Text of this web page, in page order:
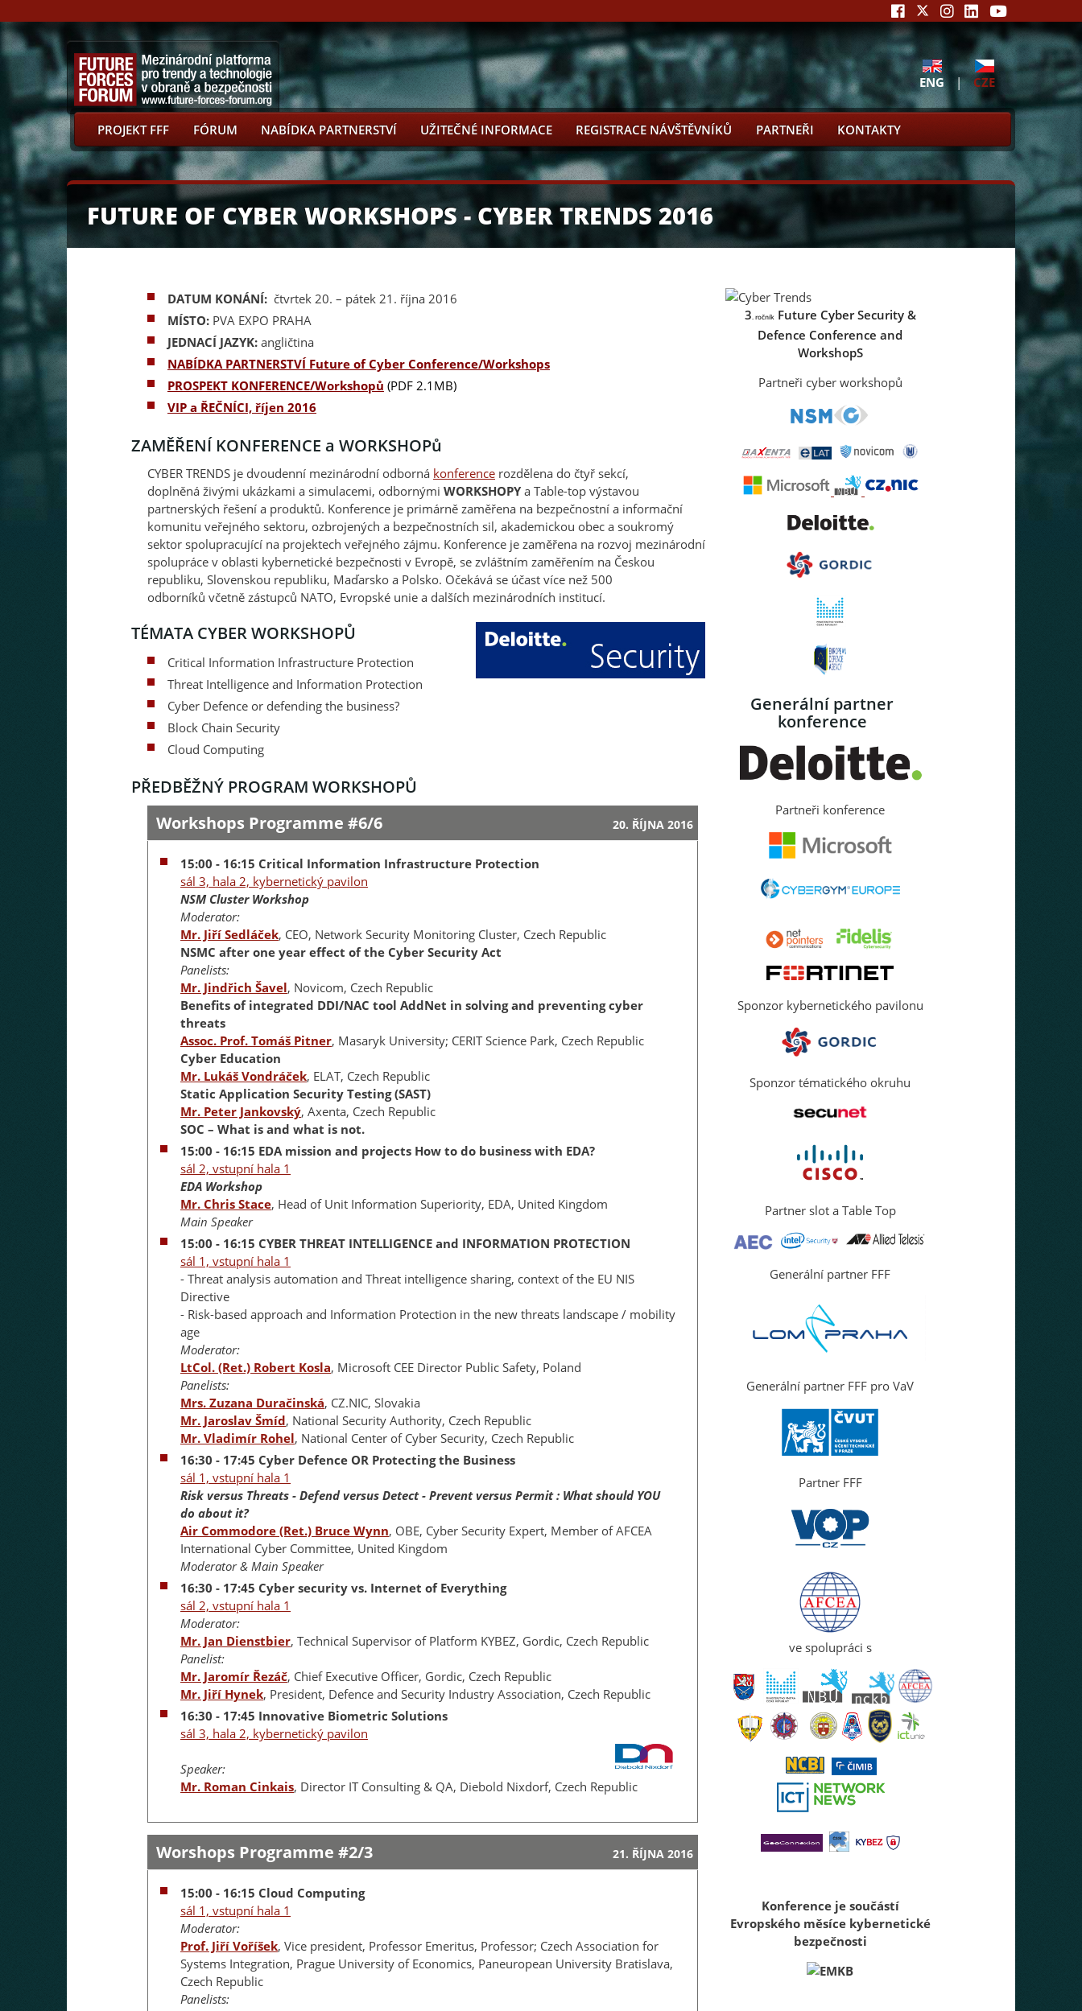
ENG | CZE
PROJEKT FFF FÓRUM NABÍDKA PARTNERSTVÍ UŽITEČNÉ INFORMACE REGISTRACE NÁVŠTĚVNÍKŮ PARTNEŘI KONTAKTY
FUTURE OF CYBER WORKSHOPS - CYBER TRENDS 2016
3. ročníkFuture Cyber Security &
Defence Conference and
WorkshopS
Partneři cyber workshopů
Generální partner
konference
Partneři konference
Sponzor kybernetického pavilonu
Sponzor tématického okruhu
Partner slot a Table Top
Generální partner FFF
Generální partner FFF pro VaV
Partner FFF
ve spolupráci s
Konference je součástí
Evropského měsíce kybernetické
bezpečnosti
DATUM KONÁNÍ: čtvrtek 20. – pátek 21. října 2016
MÍSTO: PVA EXPO PRAHA
JEDNACÍ JAZYK: angličtina
NABÍDKA PARTNERSTVÍ Future of Cyber Conference/Workshops
PROSPEKT KONFERENCE/Workshopů (PDF 2.1MB)
VIP a ŘEČNÍCI, říjen 2016
ZAMĚŘENÍ KONFERENCE a WORKSHOPů
CYBER TRENDS je dvoudenní mezinárodní odborná konference rozdělena do čtyř sekcí,
doplněná živými ukázkami a simulacemi, odbornými WORKSHOPY a Table-top výstavou
partnerských řešení a produktů. Konference je primárně zaměřena na bezpečnostní a informační
komunitu veřejného sektoru, ozbrojených a bezpečnostních sil, akademickou obec a soukromý
sektor spolupracující na projektech veřejného zájmu. Konference je zaměřena na rozvoj mezinárodní
spolupráce v oblasti kybernetické bezpečnosti v Evropě, se zvláštním zaměřením na Českou
republiku, Slovenskou republiku, Maďarsko a Polsko. Očekává se účast více než 500
odborníků včetně zástupců NATO, Evropské unie a dalších mezinárodních institucí.
TÉMATA CYBER WORKSHOPŮ
Critical Information Infrastructure Protection
Threat Intelligence and Information Protection
Cyber Defence or defending the business?
Block Chain Security
Cloud Computing
PŘEDBĚŽNÝ PROGRAM WORKSHOPŮ
Workshops Programme #6/6
20. ŘÍJNA 2016
15:00 - 16:15 Critical Information Infrastructure Protection
sál 3, hala 2, kybernetický pavilon
NSM Cluster Workshop
Moderator:
Mr. Jiří Sedláček, CEO, Network Security Monitoring Cluster, Czech Republic
NSMC after one year effect of the Cyber Security Act
Panelists:
Mr. Jindřich Šavel, Novicom, Czech Republic
Benefits of integrated DDI/NAC tool AddNet in solving and preventing cyber
threats
Assoc. Prof. Tomáš Pitner, Masaryk University; CERIT Science Park, Czech Republic
Cyber Education
Mr. Lukáš Vondráček, ELAT, Czech Republic
Static Application Security Testing (SAST)
Mr. Peter Jankovský, Axenta, Czech Republic
SOC – What is and what is not.
15:00 - 16:15 EDA mission and projects How to do business with EDA?
sál 2, vstupní hala 1
EDA Workshop
Mr. Chris Stace, Head of Unit Information Superiority, EDA, United Kingdom
Main Speaker
15:00 - 16:15 CYBER THREAT INTELLIGENCE and INFORMATION PROTECTION
sál 1, vstupní hala 1
- Threat analysis automation and Threat intelligence sharing, context of the EU NIS
Directive
- Risk-based approach and Information Protection in the new threats landscape / mobility
age
Moderator:
LtCol. (Ret.) Robert Kosla, Microsoft CEE Director Public Safety, Poland
Panelists:
Mrs. Zuzana Duračinská, CZ.NIC, Slovakia
Mr. Jaroslav Šmíd, National Security Authority, Czech Republic
Mr. Vladimír Rohel, National Center of Cyber Security, Czech Republic
16:30 - 17:45 Cyber Defence OR Protecting the Business
sál 1, vstupní hala 1
Risk versus Threats - Defend versus Detect - Prevent versus Permit : What should YOU
do about it?
Air Commodore (Ret.) Bruce Wynn, OBE, Cyber Security Expert, Member of AFCEA
International Cyber Committee, United Kingdom
Moderator & Main Speaker
16:30 - 17:45 Cyber security vs. Internet of Everything
sál 2, vstupní hala 1
Moderator:
Mr. Jan Dienstbier, Technical Supervisor of Platform KYBEZ, Gordic, Czech Republic
Panelist:
Mr. Jaromír Řezáč, Chief Executive Officer, Gordic, Czech Republic
Mr. Jiří Hynek, President, Defence and Security Industry Association, Czech Republic
16:30 - 17:45 Innovative Biometric Solutions
sál 3, hala 2, kybernetický pavilon
Speaker:
Mr. Roman Cinkais, Director IT Consulting & QA, Diebold Nixdorf, Czech Republic
Worshops Programme #2/3 21. ŘÍJNA 2016
15:00 - 16:15 Cloud Computing
sál 1, vstupní hala 1
Moderator:
Prof. Jiří Voříšek, Vice president, Professor Emeritus, Professor; Czech Association for
Systems Integration, Prague University of Economics, Paneuropean University Bratislava,
Czech Republic
Panelists: